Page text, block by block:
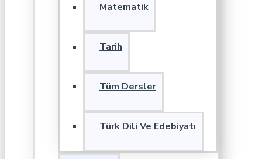
Matematik
Tarih
Tüm Dersler
Türk Dili Ve Edebiyatı